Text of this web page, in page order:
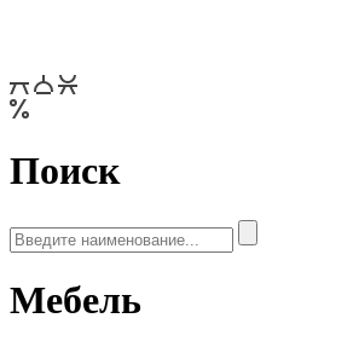
Поиск
Мебель